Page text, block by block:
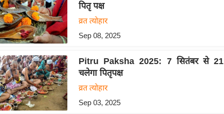
पितृ पक्ष
व्रत त्योहार
Sep 08, 2025
Pitru Paksha 2025: 7 सितंबर से
चलेगा पितृपक्ष
व्रत त्योहार
Sep 03, 2025